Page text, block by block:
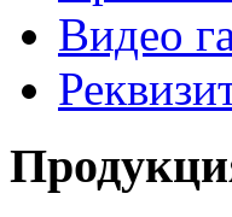
Видео